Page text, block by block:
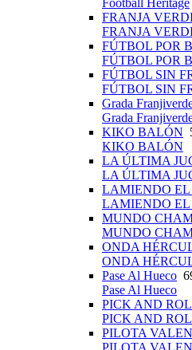
Football Heritage
FRANJA
FRANJA
FÚTBOL POR
FÚTBOL POR
FÚTBOL SIN
FÚTBOL SIN
Grada
Grada
KIKO BALÓN
KIKO BALÓN
LA ÚLTIMA
LA ÚLTIMA
LAMIENDO EL
LAMIENDO EL
MUNDO
MUNDO
ONDA
ONDA
Pase Al Hueco
Pase Al Hueco
PICK AND
PICK AND
PILOTA